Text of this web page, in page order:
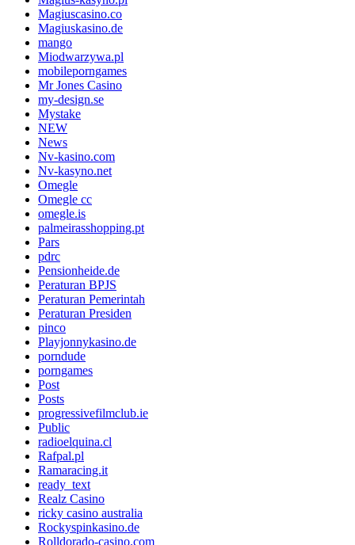
Magiuscasino.co
Magiuskasino.de
mango
Miodwarzywa.pl
mobileporngames
Mr Jones Casino
my-design.se
Mystake
NEW
News
Nv-kasino.com
Nv-kasyno.net
Omegle
Omegle cc
omegle.is
palmeirasshopping.pt
Pars
pdrc
Pensionheide.de
Peraturan BPJS
Peraturan Pemerintah
Peraturan Presiden
pinco
Playjonnykasino.de
porndude
porngames
Post
Posts
progressivefilmclub.ie
Public
radioelquina.cl
Rafpal.pl
Ramaracing.it
ready_text
Realz Casino
ricky casino australia
Rockyspinkasino.de
Rolldorado-casino.com